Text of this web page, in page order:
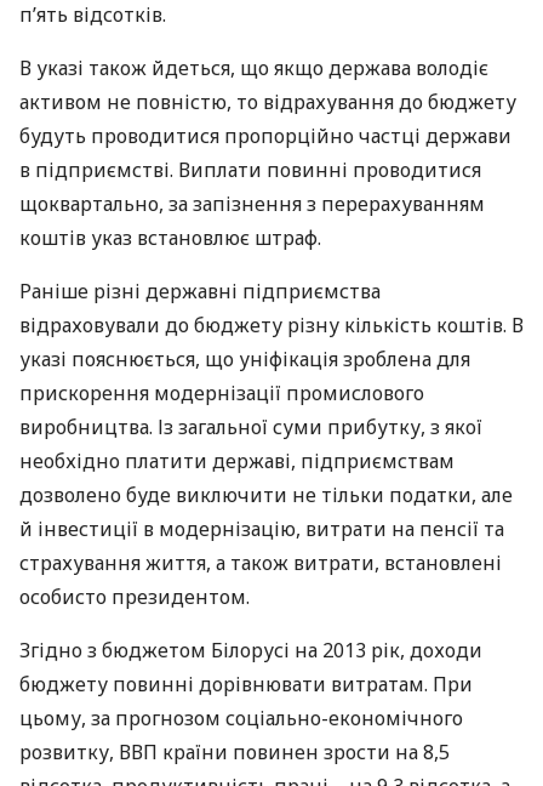
п’ять відсотків.
В указі також йдеться, що якщо держава володіє
активом не повністю, то відрахування до бюджету
будуть проводитися пропорційно частці держави
в підприємстві. Виплати повинні проводитися
щоквартально, за запізнення з перерахуванням
коштів указ встановлює штраф.
Раніше різні державні підприємства
відраховували до бюджету різну кількість коштів. В
указі пояснюється, що уніфікація зроблена для
прискорення модернізації промислового
виробництва. Із загальної суми прибутку, з якої
необхідно платити державі, підприємствам
дозволено буде виключити не тільки податки, але
й інвестиції в модернізацію, витрати на пенсії та
страхування життя, а також витрати, встановлені
особисто президентом.
Згідно з бюджетом Білорусі на 2013 рік, доходи
бюджету повинні дорівнювати витратам. При
цьому, за прогнозом соціально-економічного
розвитку, ВВП країни повинен зрости на 8,5